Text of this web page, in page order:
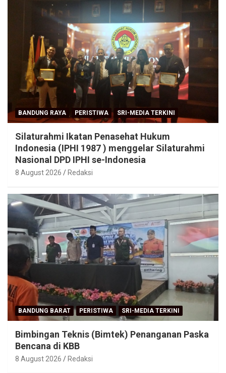
BANDUNG RAYA PERISTIWA SRI-MEDIA TERKINI
Silaturahmi Ikatan Penasehat Hukum
Indonesia (IPHI 1987 ) menggelar Silaturahmi
Nasional DPD IPHI se-Indonesia
8 August 2026 Redaksi
BANDUNG BARAT PERISTIWA SRI-MEDIA TERKINI
Bimbingan Teknis (Bimtek) Penanganan Paska
Bencana di KBB
8 August 2026 Redaksi